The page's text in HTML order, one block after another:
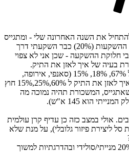
ועומד להתחיל את השנה האחרונה שלי - ומתגייס
בסופה. את החלק הסולידי בתיק ההשקעות (20%) כבר השקעתי דרך
חלוקת ההשקעה - שכן אני לא צפוי
בעיה של איך לאזן את התיק.
אם נגיד אחרי שנה נוצר מצב של 67%, 18%, 15% (סאנפי, אירופה,
שווקים מתפתחים), לא יהיה לי איך לאזן את התיק ל 60%,25%,15% חוץ
המשכורת תהיה נמוכה מה
הוא 145 א"ש).
אולי במצב כזה כן עדיף קרן עולמית
ליצירת פיזור גלובלי), על מנת שלא
חשבתי אולי להתחיל עם 80%,20% מנייתי/סולידי ובהדרגתיות למשוך